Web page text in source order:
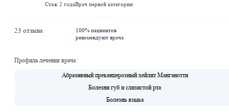
Стаж 2 годаВрач первой категории
23 отзыва
100% пациентов
рекомендуют врача
Профиль лечения врача:
Абразивный преканцерозный хейлит Манганотти
Болезни губ и слизистой рта
Болезнь языка